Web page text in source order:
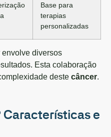
Base para
terapias
personalizadas
diversos
Esta colaboração
deste câncer.
Características e